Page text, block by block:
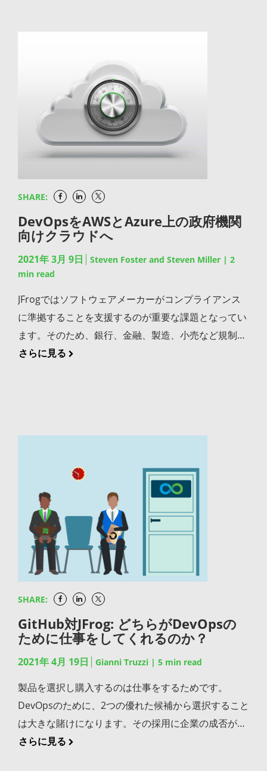
SHARE:
DevOpsをAWSとAzure上の政府機関
向けクラウドへ
2021年 3月 9日 Steven Foster and Steven Miller | 2
min read
JFrogではソフトウェアメーカーがコンプライアンス
に準拠することを支援するのが重要な課題となってい
ます。そのため、銀行、金融、製造、小売など規制の
厳しい業界の多くがDevOpsの弊社のお客様となって
バナンス AWSとAzureといったクラウド環境はITAR、
FedRAMP DFARS、DoD（SRG）インパクトレベルな
どの厳しい規制要件を政府機関や請負業者などが遵守
するためのコンピューティングインフラを提供してい
ます。また、暗号化と鍵の管理によって機密性の高い
未分類のデータファイルを保護することで、セキュリ
ティコンプライアンスを確保し、監査・監視機能も備
えています。 JFrogが新たに提供するこれらの製品
は、安全でコンプライアンスの重要な環境にネイティ
ブでシンプルかつ安全なインストールを行うことを可
能にします。これは米国の連邦政府、州政府、および
立てていただけることでしょう。JFrogのセルフホス
トライセンスを使用することで、安全なクラウドでの
作業を必要とするソフトウェアメーカーは大規模な
DevOpsの導入を加速することができます。 （訳: エ
さらに見る
SHARE:
GitHub対JFrog: どちらがDevOpsの
ために仕事をしてくれるのか？
2021年 4月 19日 Gianni Truzzi | 5 min read
製品を選択し購入するのは仕事をするためです。
DevOpsのために、2つの優れた候補から選択すること
は大きな賭けになります。その採用に企業の成否がか
かっています。 最高の候補であるJFrogとGitHubの2
さらに見る